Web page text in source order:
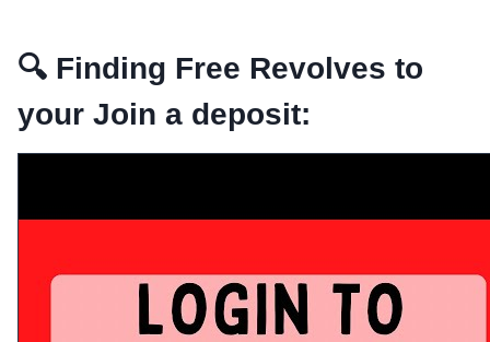
🔍 Finding Free Revolves to
your Join a deposit: